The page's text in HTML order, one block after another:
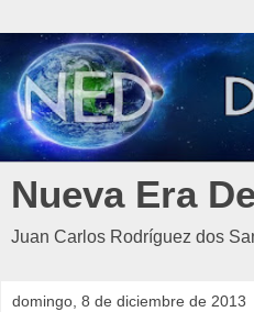
Nueva Era
Juan Carlos Rodríguez dos
domingo, 8 de diciembre de 2013